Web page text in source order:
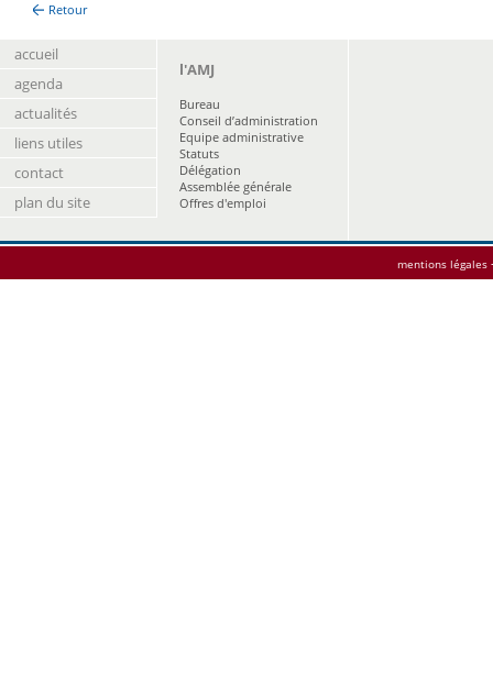
Retour
accueil
agenda
actualités
liens utiles
contact
plan du site
l'AMJ
Bureau
Conseil d’administration
Equipe administrative
Statuts
Délégation
Assemblée générale
Offres d'emploi
mentions légales